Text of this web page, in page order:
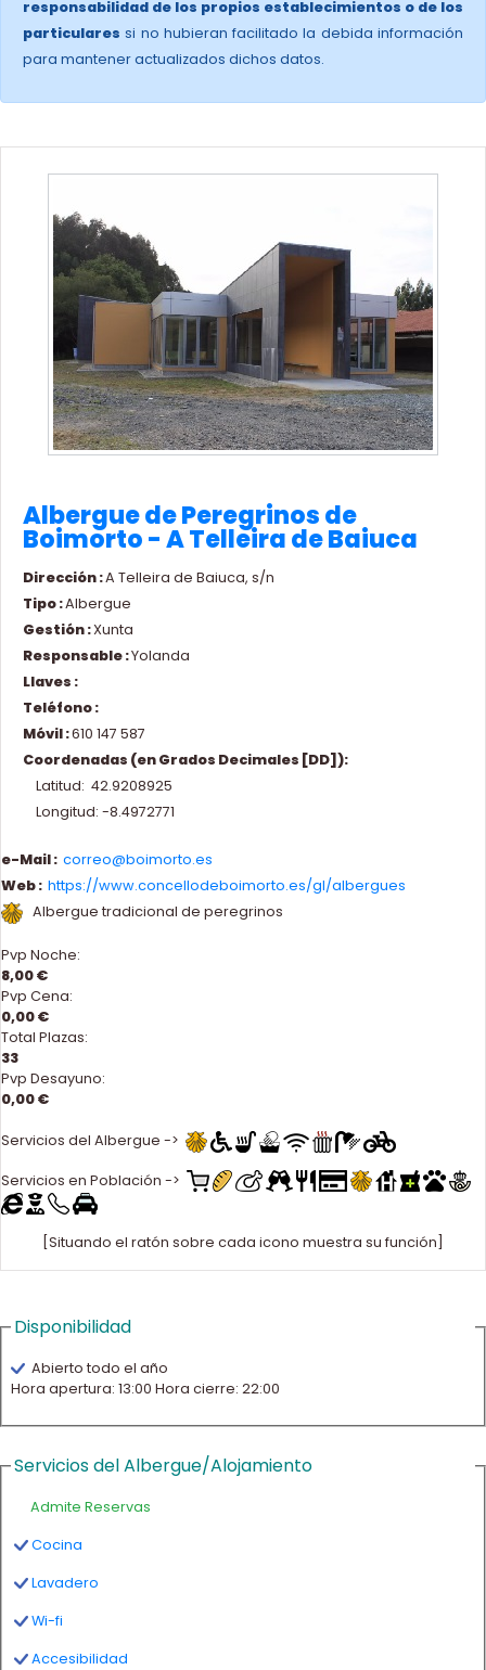
responsabilidad de los propios establecimientos o de los
particulares si no hubieran facilitado la debida información
para mantener actualizados dichos datos.
Albergue de Peregrinos de
Boimorto - A Telleira de Baiuca
Dirección :A Telleira de Baiuca, s/n
Tipo :Albergue
Gestión :Xunta
Responsable :Yolanda
Llaves :
Teléfono :
Móvil :610 147 587
Coordenadas (en Grados Decimales [DD]):
Latitud: 42.9208925
Longitud: -8.4972771
e-Mail : correo@boimorto.es
Web : https://www.concellodeboimorto.es/gl/albergues
Albergue tradicional de peregrinos
Pvp Noche:
8,00 €
Pvp Cena:
0,00 €
Total Plazas:
33
Pvp Desayuno:
0,00 €
Servicios del Albergue ->
Servicios en Población ->
[Situando el ratón sobre cada icono muestra su función]
Disponibilidad
Abierto todo el año
Hora apertura: 13:00 Hora cierre: 22:00
Servicios del Albergue/Alojamiento
Admite Reservas
Cocina
Lavadero
Wi-fi
Accesibilidad